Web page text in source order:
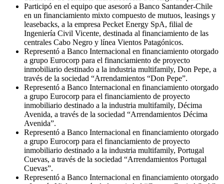
Participó en el equipo que asesoró a Banco Santander-Chile
en un financiamiento mixto compuesto de mutuos, leasings y
leasebacks, a la empresa Pecket Energy SpA, filial de
Ingeniería Civil Vicente, destinada al financiamiento de las
centrales Cabo Negro y línea Vientos Patagónicos.
Representó a Banco Internacional en financiamiento otorgado
a grupo Eurocorp para el financiamiento de proyecto
inmobiliario destinado a la industria multifamily, Don Pepe, a
través de la sociedad “Arrendamientos “Don Pepe”.
Representó a Banco Internacional en financiamiento otorgado
a grupo Eurocorp para el financiamiento de proyecto
inmobiliario destinado a la industria multifamily, Décima
Avenida, a través de la sociedad “Arrendamientos Décima
Avenida”.
Representó a Banco Internacional en financiamiento otorgado
a grupo Eurocorp para el financiamiento de proyecto
inmobiliario destinado a la industria multifamily, Portugal
Cuevas, a través de la sociedad “Arrendamientos Portugal
Cuevas”.
Representó a Banco Internacional en financiamiento otorgado